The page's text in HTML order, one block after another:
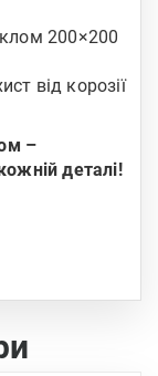
200×200
від корозії
–
деталі!